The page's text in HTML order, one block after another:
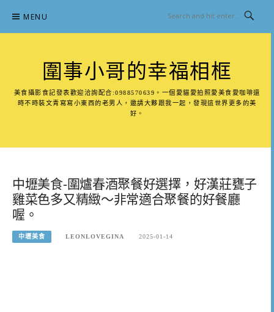
content
MENU
圍事小哥的幸福相框
美食攝影食記發表歡迎洽詢配合:0988570639。一個愛貓愛拍照愛美食愛咖啡還
時不時裝文青寫寫小東西的老男人，邀請大夥跟我一起，發現這世界更多的美
好。
中壢美食-圍爐春酒聚餐好選擇，好漢莊甕子
雞菜色多又精緻～非常適合聚餐的好餐廳
喔。
中壢美食 LEONLOVEGINA 2025-01-14